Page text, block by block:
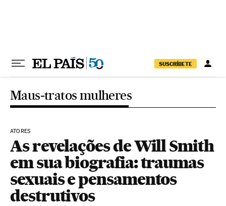
SUSCRÍBETE
Maus-tratos mulheres
ATORES
As revelações de Will Smith
em sua biografia: traumas
sexuais e pensamentos
destrutivos